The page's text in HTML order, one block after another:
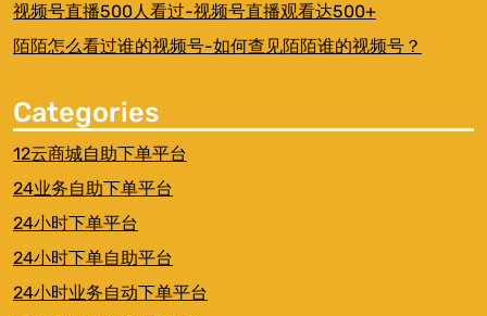
视频号直播500人看过-视频号直播观看达500+
陌陌怎么看过谁的视频号-如何查见陌陌谁的视频号？
Categories
12云商城自助下单平台
24业务自助下单平台
24小时下单平台
24小时下单自助平台
24小时业务自动下单平台